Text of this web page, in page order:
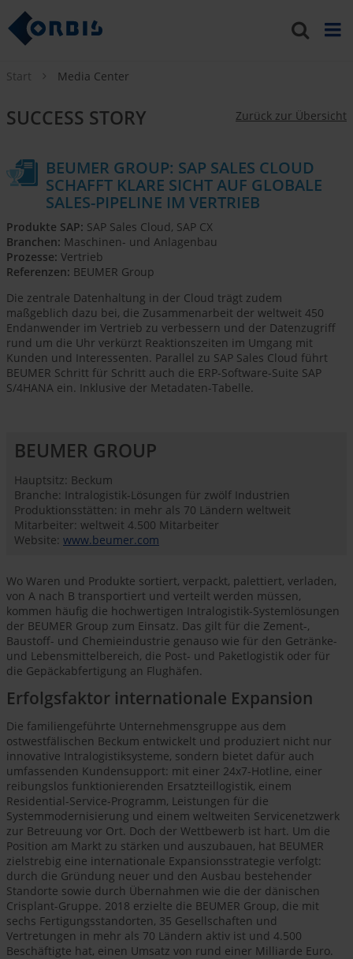
Start Media Center
SUCCESS STORY Zurück zur Übersicht
BEUMER GROUP: SAP SALES CLOUD
SCHAFFT KLARE SICHT AUF GLOBALE
SALES-PIPELINE IM VERTRIEB
Produkte SAP: SAP Sales Cloud, SAP CX
Branchen: Maschinen- und Anlagenbau
Prozesse: Vertrieb
Referenzen: BEUMER Group
Die zentrale Datenhaltung in der Cloud trägt zudem
maßgeblich dazu bei, die Zusammenarbeit der weltweit 450
Endanwender im Vertrieb zu verbessern und der Datenzugriff
rund um die Uhr verkürzt Reaktionszeiten im Umgang mit
Kunden und Interessenten. Parallel zu SAP Sales Cloud führt
BEUMER Schritt für Schritt auch die ERP-Software-Suite SAP
S/4HANA ein. Inklusive der Metadaten-Tabelle.
BEUMER GROUP
Hauptsitz: Beckum
Branche: Intralogistik-Lösungen für zwölf Industrien
Produktionsstätten: in mehr als 70 Ländern weltweit
Mitarbeiter: weltweit 4.500 Mitarbeiter
Website: ​​​​​​​www.beumer.com
Wo Waren und Produkte sortiert, verpackt, palettiert, verladen,
von A nach B transportiert und verteilt werden müssen,
kommen häufig die hochwertigen Intralogistik-Systemlösungen
der BEUMER Group zum Einsatz. Das gilt für die Zement-,
Baustoff- und Chemieindustrie genauso wie für den Getränke-
und Lebensmittelbereich, die Post- und Paketlogistik oder für
die Gepäckabfertigung an Flughäfen.
Erfolgsfaktor internationale Expansion
Die familiengeführte Unternehmensgruppe aus dem
ostwestfälischen Beckum entwickelt und produziert nicht nur
innovative Intralogistiksysteme, sondern bietet dafür auch
umfassenden Kundensupport: mit einer 24x7-Hotline, einer
reibungslos funktionierenden Ersatzteillogistik, einem
Residential-Service-Programm, Leistungen für die
Systemmodernisierung und einem weltweiten Servicenetzwerk
zur Betreuung vor Ort. Doch der Wettbewerb ist hart. Um die
Position am Markt zu stärken und auszubauen, hat BEUMER
zielstrebig eine internationale Expansionsstrategie verfolgt:
durch die Gründung neuer und den Ausbau bestehender
Standorte sowie durch Übernahmen wie die der dänischen
Crisplant-Gruppe. 2018 erzielte die BEUMER Group, die mit
sechs Fertigungsstandorten, 35 Gesellschaften und
Vertretungen in mehr als 70 Ländern aktiv ist und 4.500
Beschäftigte hat, einen Umsatz von rund einer Milliarde Euro.